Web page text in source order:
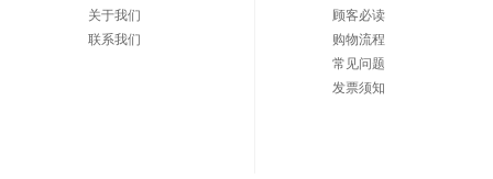
关于我们
联系我们
顾客必读
购物流程
常见问题
发票须知